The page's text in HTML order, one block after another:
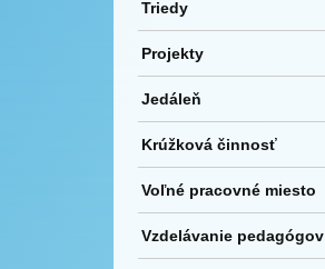
Triedy
Projekty
Jedáleň
Krúžková činnosť
Voľné pracovné miesto
Vzdelávanie pedagógov